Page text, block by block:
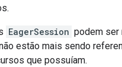
EagerSession podem ser
estão mais sendo
que possuíam.